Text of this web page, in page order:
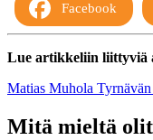
Facebook
Lue artikkeliin liittyviä
Matias Muhola
Mitä mieltä